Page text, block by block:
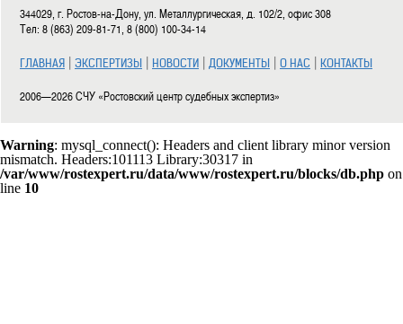
Подробнее
С Днем энергетика!
22.12.2014
энергии.
Подробнее
344029, г. Ростов-на-Дону, ул. Металлургическая, д. 102/2, офис 308
Тел: 8 (863) 209-81-71, 8 (800) 100-34-14
ГЛАВНАЯ | ЭКСПЕРТИЗЫ | НОВОСТИ | ДОКУМЕНТЫ | О НАС | КОНТАКТЫ
2006—2026 СЧУ «Ростовский центр судебных экспертиз»
Warning: mysql_connect(): Headers and client library minor version
mismatch. Headers:101113 Library:30317 in
/var/www/rostexpert.ru/data/www/rostexpert.ru/blocks/db.php on
line 10